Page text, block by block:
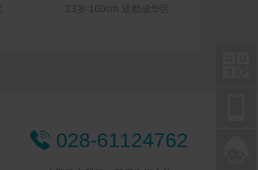
23岁 160cm 成都成华区
 028-61124762